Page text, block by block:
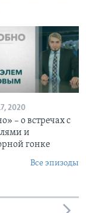
2020
– о встречах с
и
гонке
Все эпизоды